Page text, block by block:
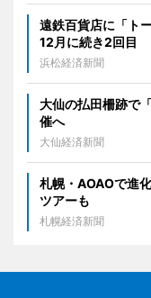
遠鉄百貨店に「ト
12月に続き2回目
浜松経済新聞
大仙の払田柵跡で
催へ
大仙経済新聞
札幌・AOAOで進
ツアーも
札幌経済新聞